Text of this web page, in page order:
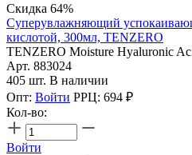
Скидка 64%
Суперувлажняющий
кислотой, 300мл, TENZERO
TENZERO Moisture Hyaluronic
Арт. 883024
405 шт. В наличии
Опт: Войти РРЦ: 694 ₽
Кол-во:
Войти